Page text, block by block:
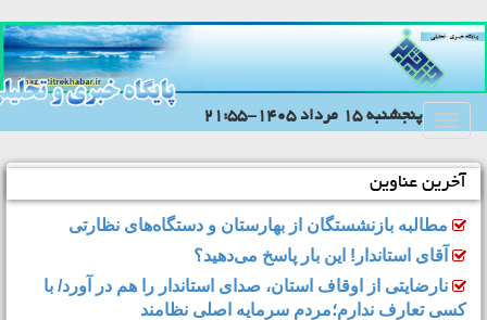
Toggleپنجشنبه 15 مرداد 1405-21:55
آخرین عناوین
مطالبه بازنشستگان از بهارستان و دستگاه‌های نظارتی
آقای استاندار! این بار پاسخ می‌دهید؟
نارضایتی از اوقاف استان، صدای استاندار را هم در آورد/ با
کسی تعارف ندارم؛مردم سرمایه اصلی نظامند